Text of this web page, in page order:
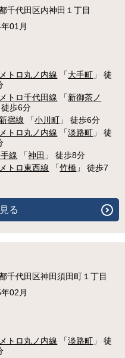
千代田区内神田１丁目
01月
トロ丸ノ内線 「大手町 」 徒
トロ千代田線 「新御茶ノ
徒歩6分
宿線 「小川町 」 徒歩6分
トロ丸ノ内線 「淡路町 」 徒
線 「神田 」 徒歩8分
トロ東西線 「竹橋 」 徒歩7
る
千代田区神田須田町１丁目
02月
トロ丸ノ内線 「淡路町 」 徒